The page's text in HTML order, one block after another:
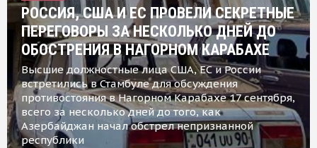
РОССИЯ, США И ЕС ПРОВЕЛИ СЕКРЕТНЫЕ
ПЕРЕГОВОРЫ ЗА НЕСКОЛЬКО ДНЕЙ ДО
ОБОСТРЕНИЯ В НАГОРНОМ КАРАБАХЕ
Высшие должностные лица США, ЕС и России
встретились в Стамбуле для обсуждения
противостояния в Нагорном Карабахе 17 сентября,
всего за несколько дней до того, как
Азербайджан начал обстрел непризнанной
республики